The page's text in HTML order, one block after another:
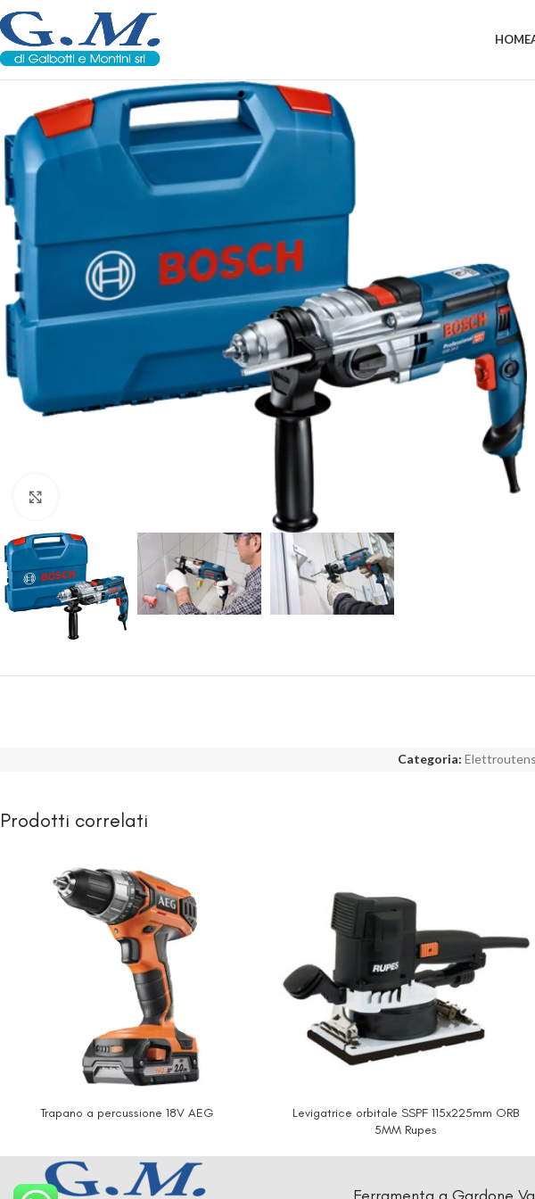
HOME
Categoria:
Prodotti correlati
Trapano a percussione 18V AEG
Levigatrice orbitale SSPF 115x225mm ORB
5MM Rupes